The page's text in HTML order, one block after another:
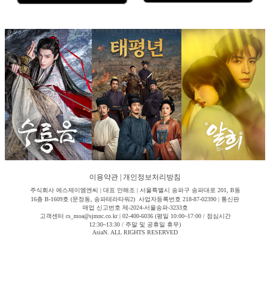
이용약관 개인정보처리방침
주식회사 에스제이엠엔씨 | 대표 안해조 | 서울특별시 송파구 송파대로 201, B동
16층 B-1609호 (문정동, 송파테라타워2) 사업자등록번호 218-87-02390 | 통신판
매업 신고번호 제-2024-서울송파-3233호
고객센터 cs_moa@sjmnc.co.kr | 02-400-6036 (평일 10:00~17:00 / 점심시간
12:30~13:30 / 주말 및 공휴일 휴무)
AsiaN. ALL RIGHTS RESERVED